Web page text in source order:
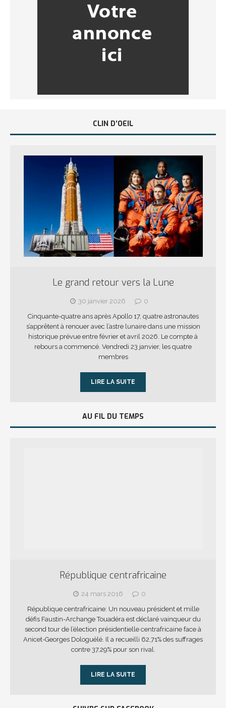
CLIN D’OEIL
Le grand retour vers la Lune
30 janvier 2026
0
Cinquante-quatre ans après Apollo 17, quatre astronautes
s’apprêtent à renouer avec l’astre lunaire dans une mission
historique prévue entre février et avril 2026. Le compte à
rebours a commencé. Vendredi 23 janvier, les quatre
membres
LIRE LA SUITE
AU FIL DU TEMPS
République centrafricaine
24 mars 2016
0
République centrafricaine: Un nouveau président et mille
défis Faustin-Archange Touadéra est déclaré vainqueur du
second tour de l’élection présidentielle centrafricaine face à
Anicet-Georges Dologuélé. Il a recueilli 62,71% des suffrages
contre 37,29% pour son rival.
LIRE LA SUITE